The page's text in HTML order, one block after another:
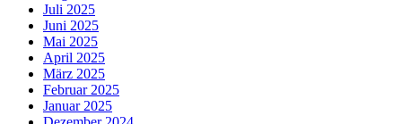
Juli 2025
Juni 2025
Mai 2025
April 2025
März 2025
Februar 2025
Januar 2025